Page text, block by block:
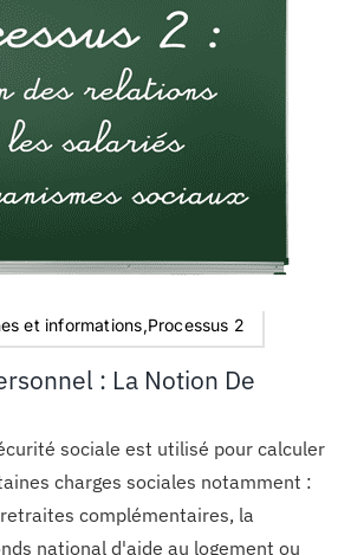
et informations,Processus 2
: La Notion De
sociale est utilisé pour calculer
charges sociales notamment :
complémentaires, la
national d'aide au logement ou